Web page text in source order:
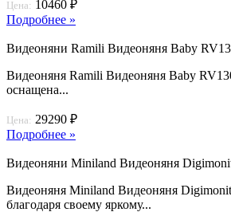
Цена: 10460 ₽
Подробнее »
Видеоняни Ramili Видеоняня Baby
Видеоняня Ramili Видеоняня Baby
оснащена...
Цена: 29290 ₽
Подробнее »
Видеоняни Miniland Видеоняня
Видеоняня Miniland Видеоняня
благодаря своему яркому...